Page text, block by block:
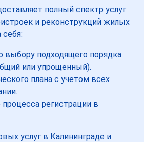
полный спектр услуг
и реконструкций жилых
выбору подходящего порядка
или упрощенный).
плана с учетом всех
регистрации в
услуг в Калининграде и